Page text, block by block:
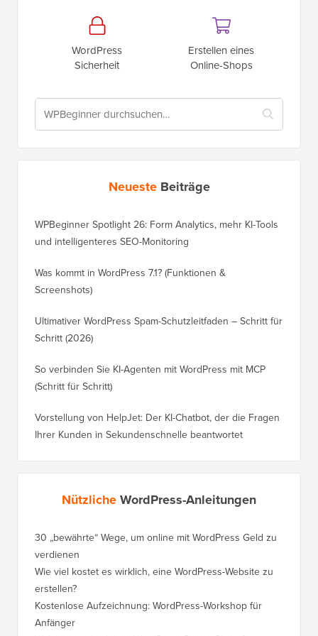
WordPress
Sicherheit
Erstellen eines
Online-Shops
Neueste Beiträge
WPBeginner Spotlight 26: Form Analytics, mehr KI-Tools
und intelligenteres SEO-Monitoring
Was kommt in WordPress 7.1? (Funktionen &
Screenshots)
Ultimativer WordPress Spam-Schutzleitfaden – Schritt für
Schritt (2026)
So verbinden Sie KI-Agenten mit WordPress mit MCP
(Schritt für Schritt)
Vorstellung von HelpJet: Der KI-Chatbot, der die Fragen
Ihrer Kunden in Sekundenschnelle beantwortet
NützlicheWordPress-Anleitungen
30 „bewährte“ Wege, um online mit WordPress Geld zu
verdienen
Wie viel kostet es wirklich, eine WordPress-Website zu
erstellen?